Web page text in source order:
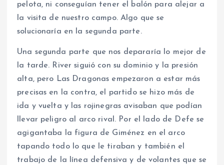
pelota, ni conseguían tener el balón para alejar a
la visita de nuestro campo. Algo que se
solucionaría en la segunda parte.
Una segunda parte que nos depararía lo mejor de
la tarde. River siguió con su dominio y la presión
alta, pero Las Dragonas empezaron a estar más
precisas en la contra, el partido se hizo más de
ida y vuelta y las rojinegras avisaban que podían
llevar peligro al arco rival. Por el lado de Defe se
agigantaba la figura de Giménez en el arco
tapando todo lo que le tiraban y también el
trabajo de la línea defensiva y de volantes que se